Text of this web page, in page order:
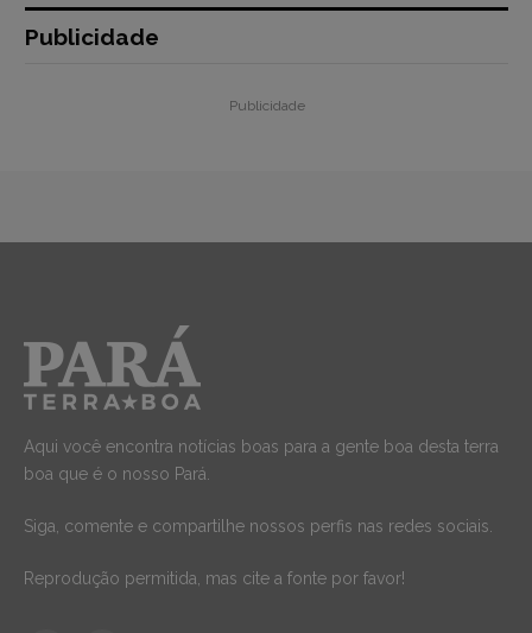
Publicidade
Publicidade
Aqui você encontra notícias boas para a gente boa desta terra
boa que é o nosso Pará.
Siga, comente e compartilhe nossos perfis nas redes sociais.
Reprodução permitida, mas cite a fonte por favor!